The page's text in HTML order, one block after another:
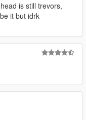
is still trevors,
it but idrk